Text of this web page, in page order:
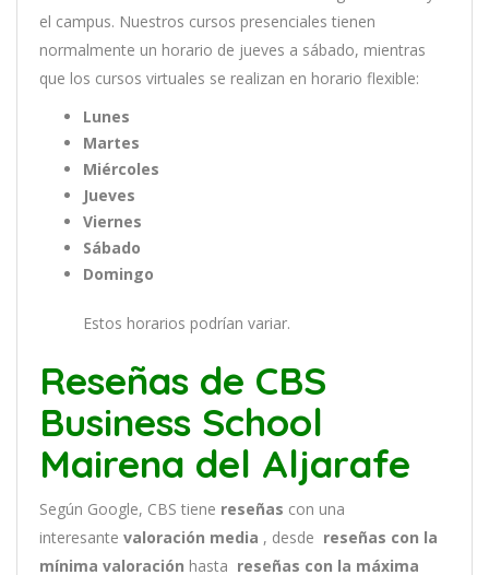
el campus. Nuestros cursos presenciales tienen
normalmente un horario de jueves a sábado, mientras
que los cursos virtuales se realizan en horario flexible:
Lunes
Martes
Miércoles
Jueves
Viernes
Sábado
Domingo
Estos horarios podrían variar.
Reseñas de CBS
Business School
Mairena del Aljarafe
Según Google, CBS tiene reseñas con una
interesante valoración media , desde reseñas con la
mínima valoración hasta reseñas con la máxima